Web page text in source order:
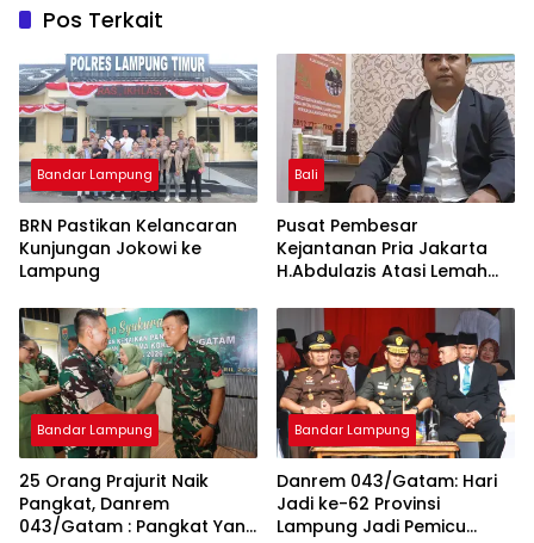
Pos Terkait
Bandar Lampung
BRN Pastikan Kelancaran
Kunjungan Jokowi ke
Lampung
Bali
Pusat Pembesar
Kejantanan Pria Jakarta
H.Abdulazis Atasi Lemah
Bandar Lampung
25 Orang Prajurit Naik
Pangkat, Danrem
043/Gatam : Pangkat Yang
Bandar Lampung
Danrem 043/Gatam: Hari
Jadi ke-62 Provinsi
Lampung Jadi Pemicu